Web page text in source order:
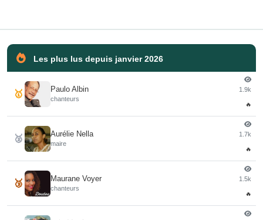
Les plus lus depuis janvier 2026
🥇 Paulo Albin
chanteurs
1.9k
🔥
🥈 Aurélie Nella
maire
1.7k
🔥
🥉 Maurane Voyer
chanteurs
1.5k
🔥